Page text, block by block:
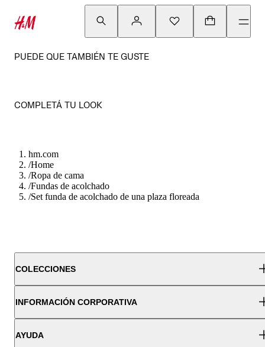
PUEDE QUE TAMBIÉN TE GUSTE
COMPLETÁ TU LOOK
hm.com
/Home
/Ropa de cama
/Fundas de acolchado
/Set funda de acolchado de una plaza floreada
COLECCIONES
INFORMACIÓN CORPORATIVA
AYUDA